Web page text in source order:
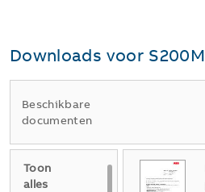
Downloads voor S200M
Beschikbare
documenten
Toon
alles